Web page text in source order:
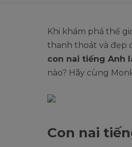
Khi khám phá thế
thanh thoát và đẹp
con nai tiếng Anh
nào? Hãy cùng
Con nai